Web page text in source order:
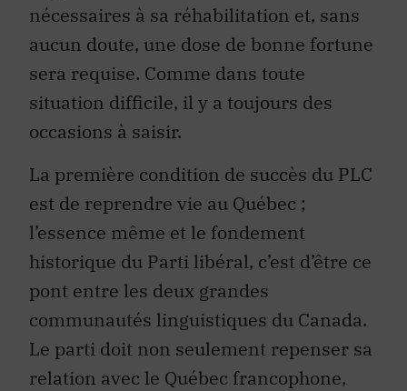
nécessaires à sa réhabilitation et, sans
aucun doute, une dose de bonne fortune
sera requise. Comme dans toute
situation difficile, il y a toujours des
occasions à saisir.
La première condition de succès du PLC
est de reprendre vie au Québec ;
l’essence même et le fondement
historique du Parti libéral, c’est d’être ce
pont entre les deux grandes
communautés linguistiques du Canada.
Le parti doit non seulement repenser sa
relation avec le Québec francophone,